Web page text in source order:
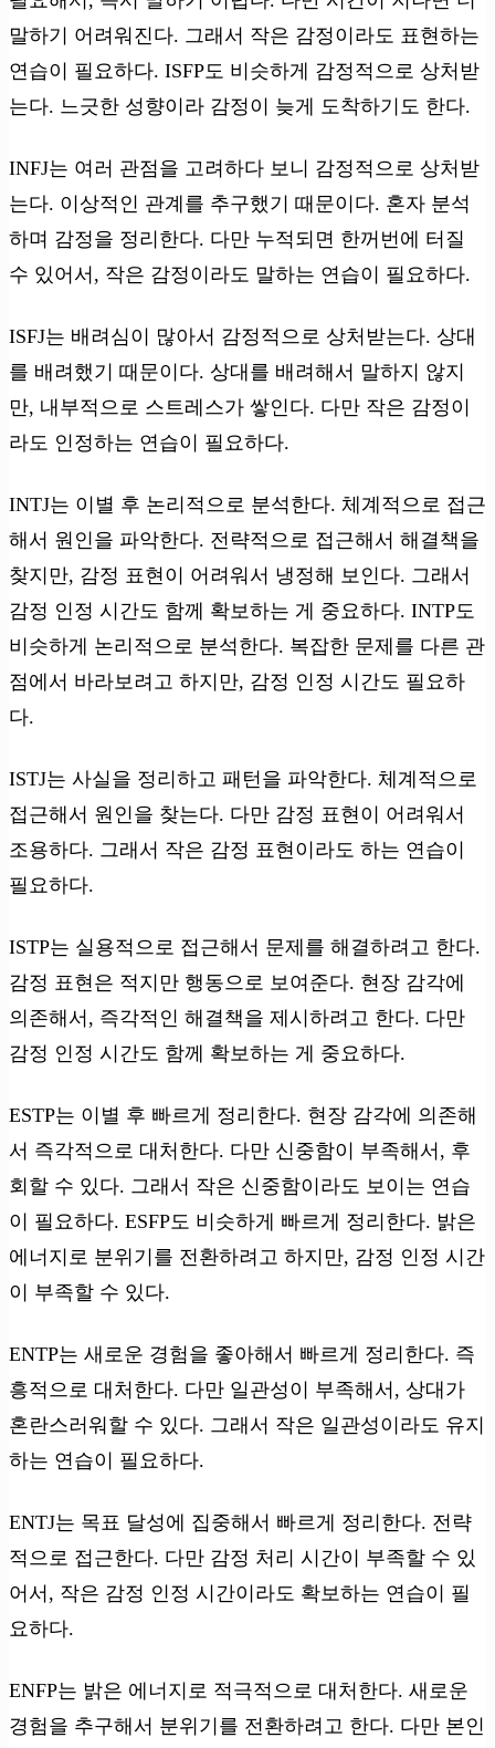
말하기 어려워진다. 그래서 작은 감정이라도 표현하는
연습이 필요하다. ISFP도 비슷하게 감정적으로 상처받
는다. 느긋한 성향이라 감정이 늦게 도착하기도 한다.
INFJ는 여러 관점을 고려하다 보니 감정적으로 상처받
는다. 이상적인 관계를 추구했기 때문이다. 혼자 분석
하며 감정을 정리한다. 다만 누적되면 한꺼번에 터질
수 있어서, 작은 감정이라도 말하는 연습이 필요하다.
ISFJ는 배려심이 많아서 감정적으로 상처받는다. 상대
를 배려했기 때문이다. 상대를 배려해서 말하지 않지
만, 내부적으로 스트레스가 쌓인다. 다만 작은 감정이
라도 인정하는 연습이 필요하다.
INTJ는 이별 후 논리적으로 분석한다. 체계적으로 접근
해서 원인을 파악한다. 전략적으로 접근해서 해결책을
찾지만, 감정 표현이 어려워서 냉정해 보인다. 그래서
감정 인정 시간도 함께 확보하는 게 중요하다. INTP도
비슷하게 논리적으로 분석한다. 복잡한 문제를 다른 관
점에서 바라보려고 하지만, 감정 인정 시간도 필요하
다.
ISTJ는 사실을 정리하고 패턴을 파악한다. 체계적으로
접근해서 원인을 찾는다. 다만 감정 표현이 어려워서
조용하다. 그래서 작은 감정 표현이라도 하는 연습이
필요하다.
ISTP는 실용적으로 접근해서 문제를 해결하려고 한다.
감정 표현은 적지만 행동으로 보여준다. 현장 감각에
의존해서, 즉각적인 해결책을 제시하려고 한다. 다만
감정 인정 시간도 함께 확보하는 게 중요하다.
ESTP는 이별 후 빠르게 정리한다. 현장 감각에 의존해
서 즉각적으로 대처한다. 다만 신중함이 부족해서, 후
회할 수 있다. 그래서 작은 신중함이라도 보이는 연습
이 필요하다. ESFP도 비슷하게 빠르게 정리한다. 밝은
에너지로 분위기를 전환하려고 하지만, 감정 인정 시간
이 부족할 수 있다.
ENTP는 새로운 경험을 좋아해서 빠르게 정리한다. 즉
흥적으로 대처한다. 다만 일관성이 부족해서, 상대가
혼란스러워할 수 있다. 그래서 작은 일관성이라도 유지
하는 연습이 필요하다.
ENTJ는 목표 달성에 집중해서 빠르게 정리한다. 전략
적으로 접근한다. 다만 감정 처리 시간이 부족할 수 있
어서, 작은 감정 인정 시간이라도 확보하는 연습이 필
요하다.
ENFP는 밝은 에너지로 적극적으로 대처한다. 새로운
경험을 추구해서 분위기를 전환하려고 한다. 다만 본인